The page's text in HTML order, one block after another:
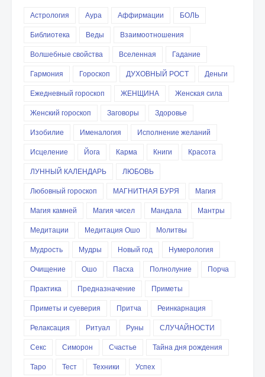
Астрология Аура Аффирмации
БОЛЬ
Библиотека
Веды
Взаимоотношения
Волшебные свойства
Вселенная
Гадание
Гармония
Гороскоп ДУХОВНЫЙ РОСТ
Деньги
Ежедневный гороскоп
ЖЕНЩИНА
Женская сила
Женский гороскоп
Заговоры
Здоровье
Изобилие
Именалогия
Исполнение желаний
Исцеление
Йога Карма Книги
Красота
ЛУННЫЙ КАЛЕНДАРЬ
ЛЮБОВЬ
Любовный гороскоп
МАГНИТНАЯ БУРЯ
Магия
Магия камней
Магия чисел Мандала
Мантры
Медитации
Медитация Ошо
Молитвы
Мудрость
Мудры Новый год
Нумерология
Очищение
Ошо Пасха Полнолуние
Порча
Практика
Предназначение
Приметы
Приметы и суеверия
Притча
Реинкарнация
Релаксация
Ритуал Руны
СЛУЧАЙНОСТИ
Секс
Симорон Счастье
Тайна дня рождения
Таро
Тест Техники
Успех